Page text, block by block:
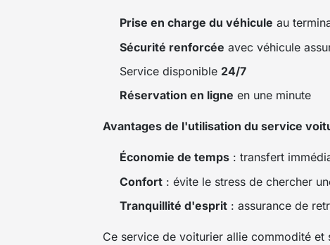
Prise en charge du véhicule au
Sécurité renforcée avec véhicule
Service disponible 24/7
Réservation en ligne en une minute
Avantages de l'utilisation du service
Économie de temps : transfert
Confort : évite le stress de chercher
Tranquillité d'esprit : assurance de
Ce service de voiturier allie commodité et